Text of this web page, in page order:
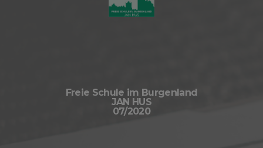
Freie Schule im Burgenland
JAN HUS
07/2020